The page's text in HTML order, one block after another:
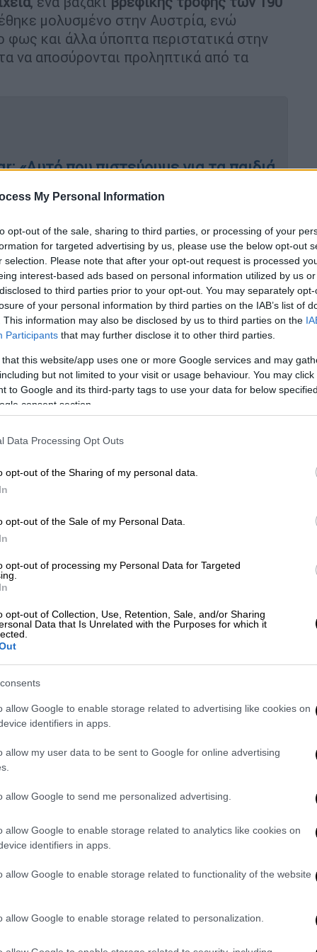
My Personal Information
opt-out of the sale, sharing to third parties, or processing of your
for targeted advertising by us, please use the below opt-out
selection. Please note that after your opt-out request is processed
interest-based ads based on personal information utilized by us
to third parties prior to your opt-out. You may separately
of your personal information by third parties on the IAB’s list of
This information may also be disclosed by us to third parties on the
Participants that may further disclose it to other third parties.
that this website/app uses one or more Google services and may
but not limited to your visit or usage behaviour. You may
to Google and its third-party tags to use your data for below
consent section.
Data Processing Opt Outs
opt-out of the Sharing of my personal data.
opt-out of the Sale of my Personal Data.
opt-out of processing my Personal Data for Targeted
opt-out of Collection, Use, Retention, Sale, and/or Sharing
Data that Is Unrelated with the Purposes for which it
allow Google to enable storage related to advertising like cookies on
identifiers in apps.
allow my user data to be sent to Google for online advertising
allow Google to send me personalized advertising.
allow Google to enable storage related to analytics like cookies on
identifiers in apps.
allow Google to enable storage related to functionality of the website
allow Google to enable storage related to personalization.
μολυσμένο στην Αυστρία, ενώ
και άλλα ύποπτα περιστατικά στην
να αποσύρονται προληπτικά από τα
«Αυτό που πιστεύουμε για τα παιδιά
στο κέντρο της Αθήνας
εκβιασμού, καθώς ο δράστης φέρεται
τις αρχές και προχώρησε στη
της κρίσης. Ταυτόχρονα,
σχέση με τη διαδικασία παραγωγής ή
«εξωτερική εγκληματική
ξεκαθαρίζει πως δεν συντρέχει
στην Ελλάδα. Η ανάκληση
που κυκλοφόρησαν σε άλλες χώρες,
Όπως τονίζεται, τα προϊόντα που
με το συμβάν και είναι
ανάκληση βρεφικών τροφών στο
εταιρείας που αναρτήθηκε στην
δεν επηρεάζεται από την ανάκληση που
σημειώνεται ότι «τα βαζάκια βρεφικών
Αυστρίας ανακαλούνται επί του
προκαλεί ανησυχία και σε πολλούς
βρεφικών τροφών HiPP που
δεν επηρεάζεται από την ανάκληση.
προϊόντος ή ποιότητας από
το εργοστάσιο της HiPP σε άριστη
ενέργεια που βρίσκεται υπό